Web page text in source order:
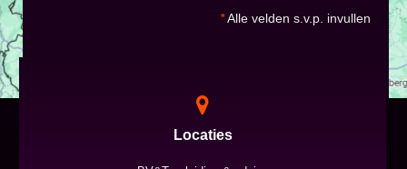
*Alle velden s.v.p. invullen
Locaties